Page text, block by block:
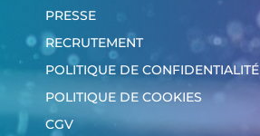
PRESSE
RECRUTEMENT
POLITIQUE DE CONFIDENTIALITÉ
POLITIQUE DE COOKIES
CGV